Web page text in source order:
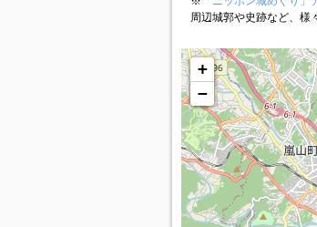
周辺城郭や史跡など、様
+
−